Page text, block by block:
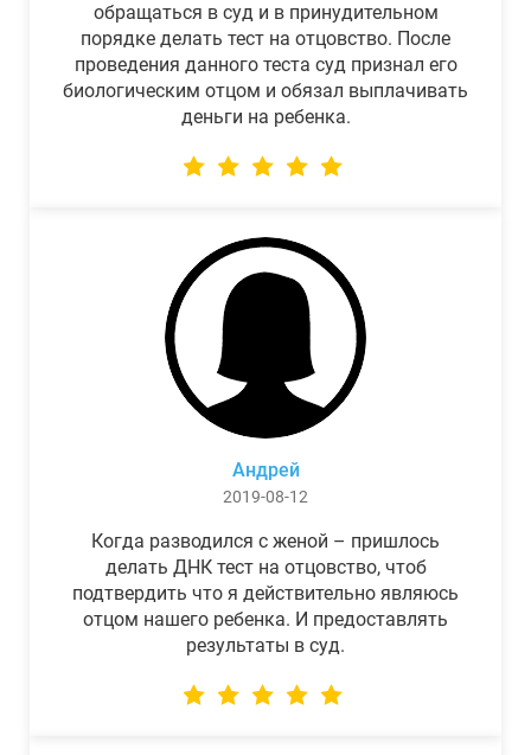
обращаться в суд и в принудительном
порядке делать тест на отцовство. После
проведения данного теста суд признал его
биологическим отцом и обязал выплачивать
деньги на ребенка.
Андрей
2019-08-12
Когда разводился с женой – пришлось
делать ДНК тест на отцовство, чтоб
подтвердить что я действительно являюсь
отцом нашего ребенка. И предоставлять
результаты в суд.